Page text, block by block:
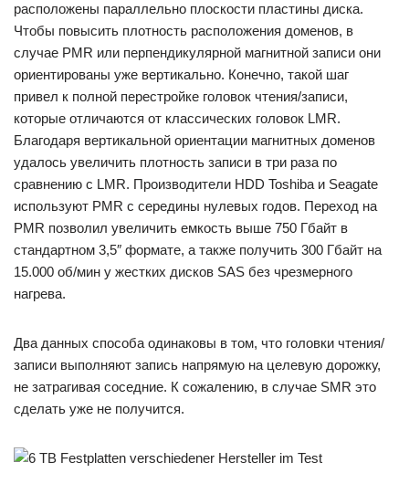
расположены параллельно плоскости пластины диска.
Чтобы повысить плотность расположения доменов, в
случае PMR или перпендикулярной магнитной записи они
ориентированы уже вертикально. Конечно, такой шаг
привел к полной перестройке головок чтения/записи,
которые отличаются от классических головок LMR.
Благодаря вертикальной ориентации магнитных доменов
удалось увеличить плотность записи в три раза по
сравнению с LMR. Производители HDD Toshiba и Seagate
используют PMR с середины нулевых годов. Переход на
PMR позволил увеличить емкость выше 750 Гбайт в
стандартном 3,5″ формате, а также получить 300 Гбайт на
15.000 об/мин у жестких дисков SAS без чрезмерного
нагрева.
Два данных способа одинаковы в том, что головки чтения/
записи выполняют запись напрямую на целевую дорожку,
не затрагивая соседние. К сожалению, в случае SMR это
сделать уже не получится.